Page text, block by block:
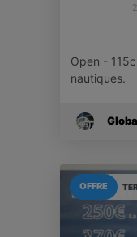
Open -
nautiques.
OFFRE